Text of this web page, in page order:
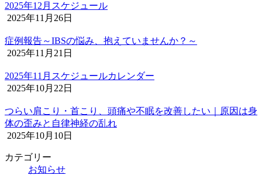
2025年12月スケジュール
2025年11月26日
症例報告～IBSの悩み、抱えていませんか？～
2025年11月21日
2025年11月スケジュールカレンダー
2025年10月22日
つらい肩こり・首こり、頭痛や不眠を改善したい｜原因は身
体の歪みと自律神経の乱れ
2025年10月10日
カテゴリー
お知らせ